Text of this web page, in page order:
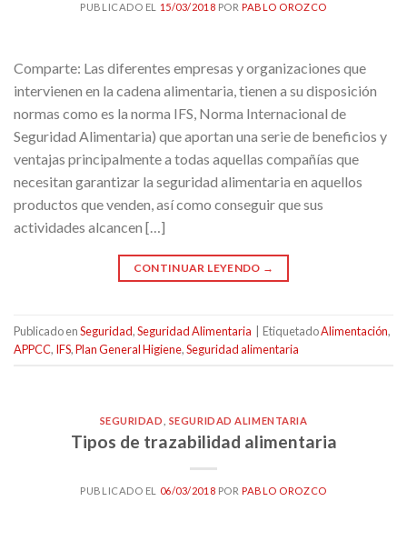
PUBLICADO EL 15/03/2018 POR PABLO OROZCO
Comparte: Las diferentes empresas y organizaciones que
intervienen en la cadena alimentaria, tienen a su disposición
normas como es la norma IFS, Norma Internacional de
Seguridad Alimentaria) que aportan una serie de beneficios y
ventajas principalmente a todas aquellas compañías que
necesitan garantizar la seguridad alimentaria en aquellos
productos que venden, así como conseguir que sus
actividades alcancen […]
CONTINUAR LEYENDO →
Publicado enSeguridad,Seguridad Alimentaria EtiquetadoAlimentación,
APPCC, IFS,Plan General Higiene,Seguridad alimentaria
SEGURIDAD SEGURIDAD ALIMENTARIA
Tipos de trazabilidad alimentaria
PUBLICADO EL 06/03/2018 POR PABLO OROZCO